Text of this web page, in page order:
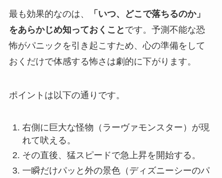
最も効果的なのは、
「いつ、どこで落ちるのか」
をあらかじめ知っておくこと です。予測不能な恐
怖がパニックを引き起こすため、心の準備をして
おくだけで体感する怖さは劇的に下がります。
ポイントは以下の通りです。
右側に巨大な怪物（ラーヴァモンスター）が現
れて吠える。
その直後、猛スピードで急上昇を開始する。
一瞬だけパッと外の景色（ディズニーシーのパ